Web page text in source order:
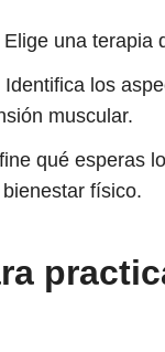
Elige una terapia
Identifica los
muscular.
qué esperas
físico.